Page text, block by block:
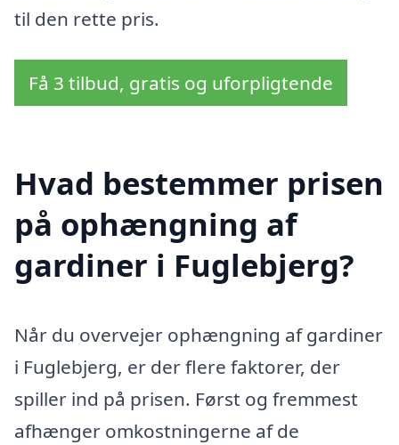
til den rette pris.
Få 3 tilbud, gratis og uforpligtende
Hvad bestemmer prisen
på ophængning af
gardiner i Fuglebjerg?
Når du overvejer ophængning af gardiner
i Fuglebjerg, er der flere faktorer, der
spiller ind på prisen. Først og fremmest
afhænger omkostningerne af de